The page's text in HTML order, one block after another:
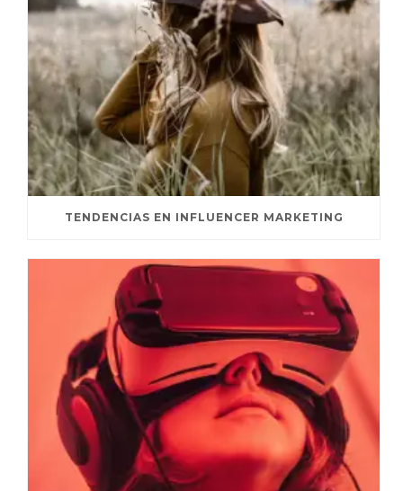
TENDENCIAS EN INFLUENCER MARKETING